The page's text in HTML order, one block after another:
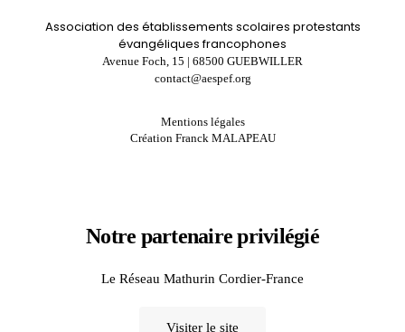
Association des établissements scolaires protestants
évangéliques francophones
Avenue Foch, 15 | 68500 GUEBWILLER
contact@aespef.org
Mentions légales
Création Franck MALAPEAU
Notre partenaire privilégié
Le Réseau Mathurin Cordier-France
Visiter le site